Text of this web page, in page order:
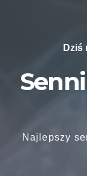
Dziś
Najlepszy